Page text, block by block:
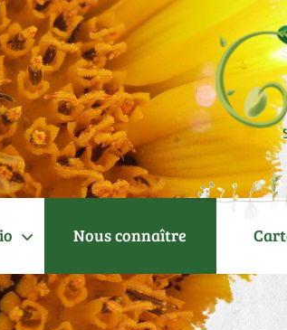
Nous connaître